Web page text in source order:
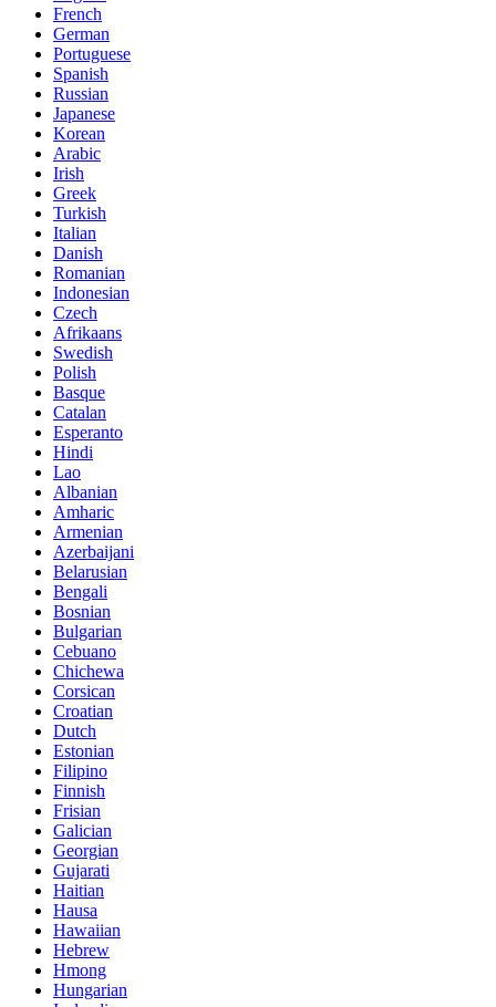
French
German
Portuguese
Spanish
Russian
Japanese
Korean
Arabic
Irish
Greek
Turkish
Italian
Danish
Romanian
Indonesian
Czech
Afrikaans
Swedish
Polish
Basque
Catalan
Esperanto
Hindi
Lao
Albanian
Amharic
Armenian
Azerbaijani
Belarusian
Bengali
Bosnian
Bulgarian
Cebuano
Chichewa
Corsican
Croatian
Dutch
Estonian
Filipino
Finnish
Frisian
Galician
Georgian
Gujarati
Haitian
Hausa
Hawaiian
Hebrew
Hmong
Hungarian